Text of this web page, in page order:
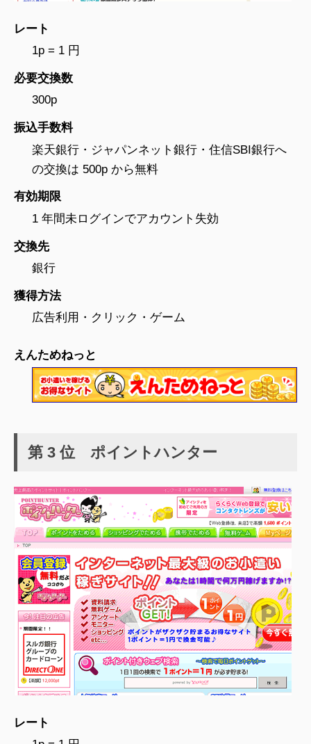
レート
1p = 1 円
必要交換数
300p
振込手数料
楽天銀行・ジャパンネット銀行・住信SBI銀行へ
の交換は 500p から無料
有効期限
1 年間未ログインでアカウント失効
交換先
銀行
獲得方法
広告利用・クリック・ゲーム
えんためねっと
第 3 位 ポイントハンター
レート